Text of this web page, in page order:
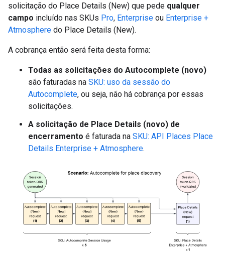
solicitação do Place Details (New) que pede qualquer
campo incluído nas SKUs Pro, Enterprise ou Enterprise +
Atmosphere do Place Details (New).
A cobrança então será feita desta forma:
Todas as solicitações do Autocomplete (novo)
são faturadas na SKU: uso da sessão do
Autocomplete, ou seja, não há cobrança por essas
solicitações.
A solicitação de Place Details (novo) de
encerramento é faturada na SKU: API Places Place
Details Enterprise + Atmosphere.